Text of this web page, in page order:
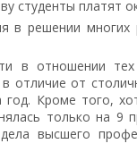
студенты платят
в решении
в отношении тех
отличие от
Кроме того,
только на 9
высшего